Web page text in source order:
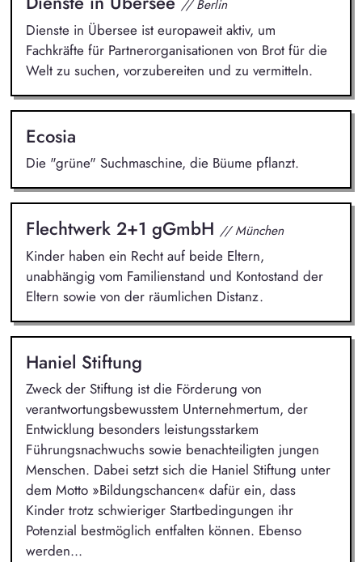
// Berlin
Dienste in Übersee ist europaweit aktiv, um
Fachkräfte für Partnerorganisationen von Brot für die
Welt zu suchen, vorzubereiten und zu vermitteln.
Ecosia
Die "grüne" Suchmaschine, die Büume pflanzt.
Flechtwerk 2+1 gGmbH // München
Kinder haben ein Recht auf beide Eltern,
unabhängig vom Familienstand und Kontostand der
Eltern sowie von der räumlichen Distanz.
Haniel Stiftung
Zweck der Stiftung ist die Förderung von
verantwortungsbewusstem Unternehmertum, der
Entwicklung besonders leistungsstarkem
Führungsnachwuchs sowie benachteiligten jungen
Menschen. Dabei setzt sich die Haniel Stiftung unter
dem Motto »Bildungschancen« dafür ein, dass
Kinder trotz schwieriger Startbedingungen ihr
Potenzial bestmöglich entfalten können. Ebenso
werden...